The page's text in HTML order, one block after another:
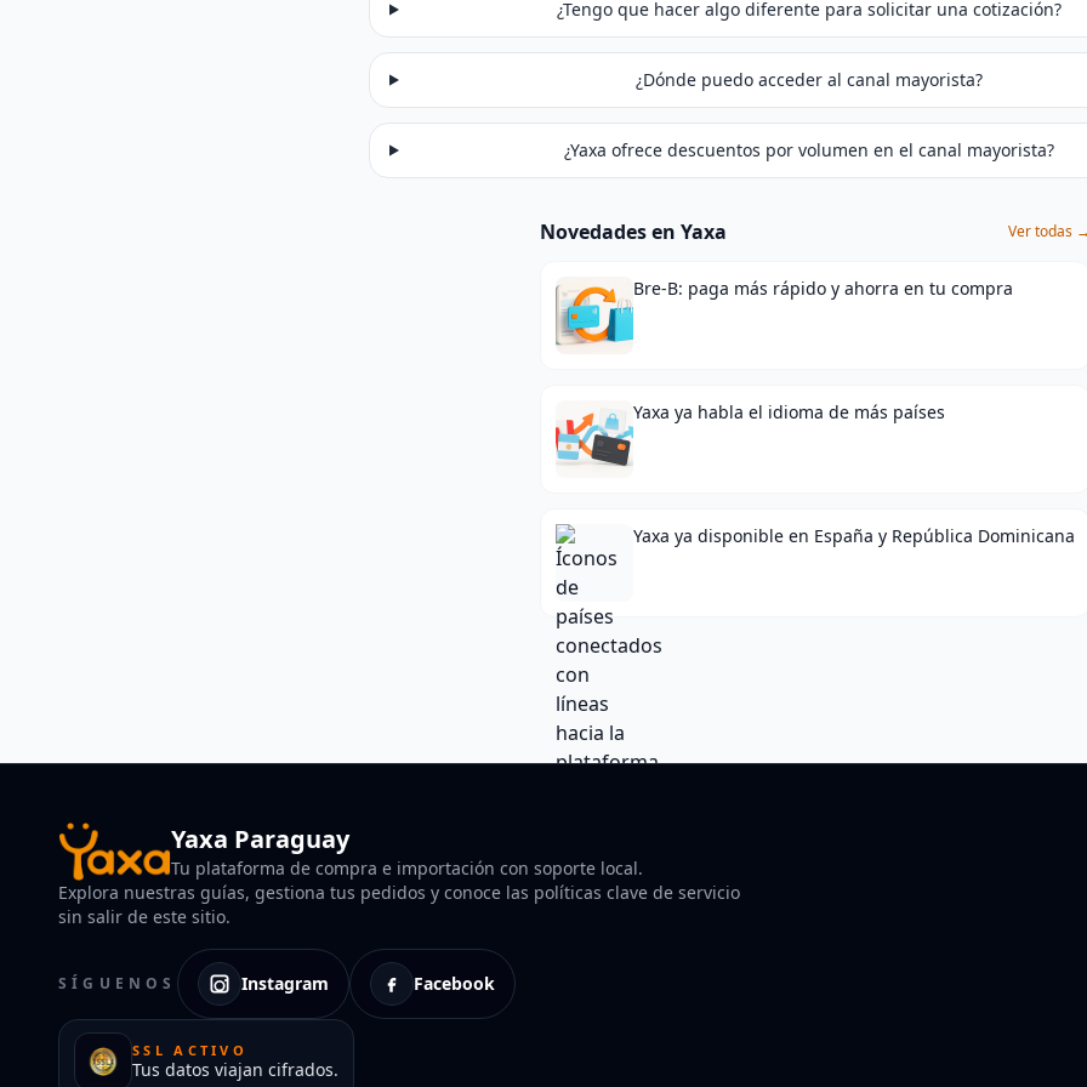
¿Tengo que hacer algo diferente para solicitar una cotización?
¿Dónde puedo acceder al canal mayorista?
¿Yaxa ofrece descuentos por volumen en el canal mayorista?
Novedades en Yaxa Ver todas
Bre-B: paga más rápido y ahorra en tu compra
Yaxa ya habla el idioma de más países
Yaxa ya disponible en España y República Dominicana
Yaxa Paraguay
Tu plataforma de compra e importación con soporte local.
Explora nuestras guías, gestiona tus pedidos y conoce las políticas clave de servicio
sin salir de este sitio.
SÍGUENOS Instagram Facebook
SSL ACTIVO
Tus datos viajan cifrados.